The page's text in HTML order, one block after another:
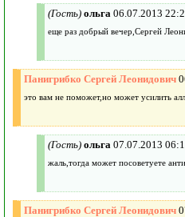
(Гость) ольга 06.07.2013
еще раз добрый вечер,Сергей
Панигрибко Сергей Леонидович
это вам не поможет,но может усилить
(Гость) ольга 07.07.2013
жаль,тогда может посоветуете
Панигрибко Сергей Леонидович